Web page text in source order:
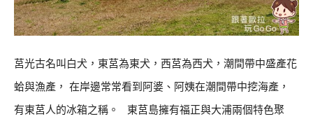
莒光古名叫白犬，東莒為東犬，西莒為西犬，潮間帶中盛產花
蛤與漁產， 在岸邊常常看到阿婆、阿姨在潮間帶中挖海產，
有東莒人的冰箱之稱。 東莒島擁有福正與大浦兩個特色聚